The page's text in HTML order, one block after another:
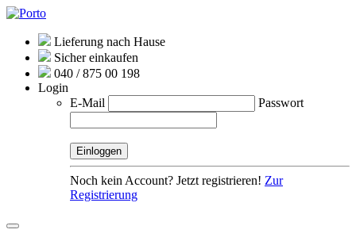
Lieferung nach Hause
Sicher einkaufen
040 / 875 00 198
Login
E-Mail
Passwort
Noch kein Account? Jetzt registrieren! Zur
Registrierung